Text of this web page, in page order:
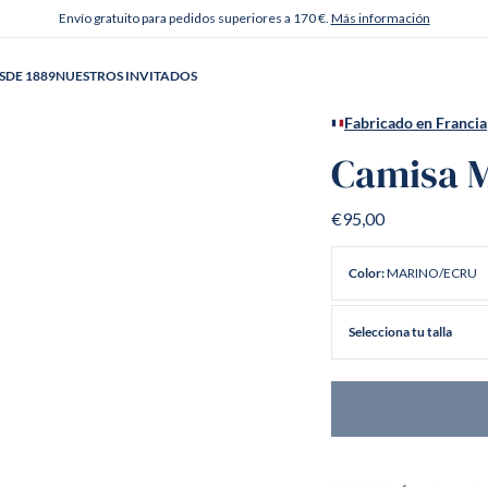
Envío gratuito para pedidos superiores a 170 €. Más información
1889NUESTROS INVITADOS
Fabricado en Francia
Camisa
€95,00
Color:MARINO/ECRU
Selecciona tu talla